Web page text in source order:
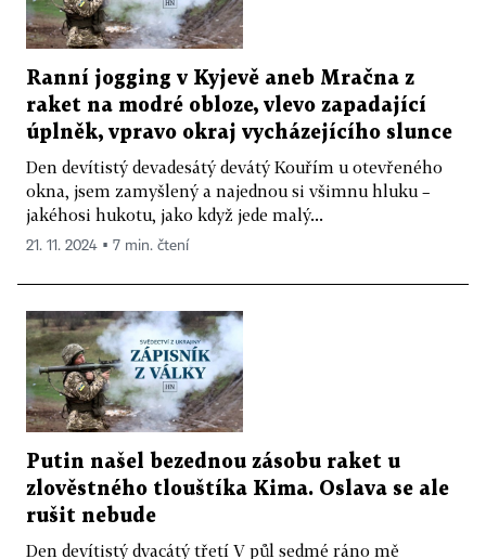
Ranní jogging v Kyjevě aneb Mračna z
raket na modré obloze, vlevo zapadající
úplněk, vpravo okraj vycházejícího slunce
Den devítistý devadesátý devátý Kouřím u otevřeného
okna, jsem zamyšlený a najednou si všimnu hluku –
jakéhosi hukotu, jako když jede malý...
21. 11. 2024 ▪ 7 min. čtení
Putin našel bezednou zásobu raket u
zlověstného tlouštíka Kima. Oslava se ale
rušit nebude
Den devítistý dvacátý třetí V půl sedmé ráno mě